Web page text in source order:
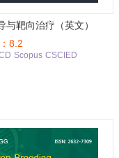
与靶向治疗（英文）
8.2
Scopus CSCIED